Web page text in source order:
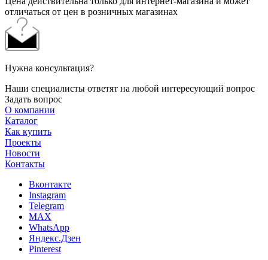
отличаться от цен в розничных магазинах
Нужна консультация?
Наши специалисты ответят на любой интересующий вопрос
Задать вопрос
О компании
Каталог
Как купить
Проекты
Новости
Контакты
Вконтакте
Instagram
Telegram
MAX
WhatsApp
Яндекс.Дзен
Pinterest